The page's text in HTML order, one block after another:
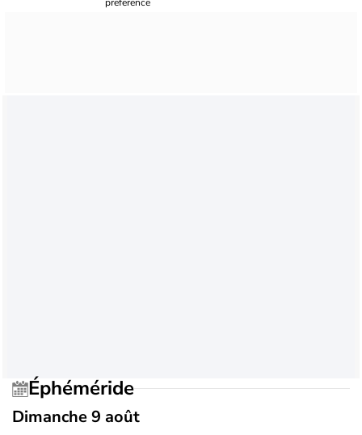
Éphéméride
Dimanche 9 août